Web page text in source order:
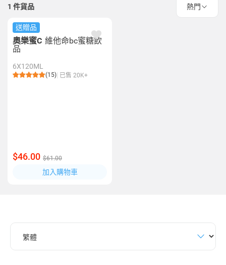
1 件貨品 熱門
送贈品
奧樂蜜C 維他命bc蜜糖飲
品
6X120ML
(15) 已售 20K+
$46.00 $61.00
加入購物車